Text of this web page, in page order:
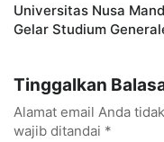
Universitas Nusa
Gelar Studium
Tinggalkan
Alamat email Anda
wajib ditandai *